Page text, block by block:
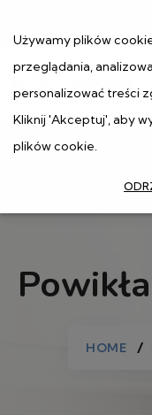
HOME
Używamy plików
przeglądania,
personalizować treści
Kliknij 'Akceptuj', aby
plików cookie.